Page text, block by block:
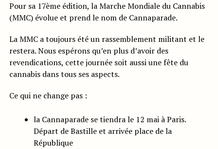
Pour sa 17ème édition, la Marche Mondiale du Cannabis
(MMC) évolue et prend le nom de Cannaparade.
La MMC a toujours été un rassemblement militant et le
restera. Nous espérons qu’en plus d’avoir des
revendications, cette journée soit aussi une fête du
cannabis dans tous ses aspects.
Ce qui ne change pas :
la Cannaparade se tiendra le 12 mai à Paris.
Départ de Bastille et arrivée place de la
République